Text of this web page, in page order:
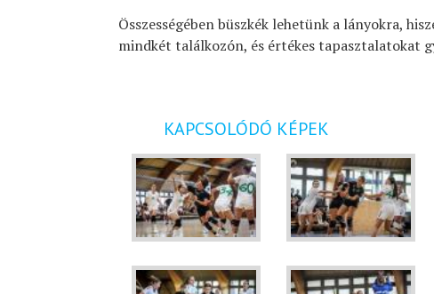
Összességében büszkék lehetünk a lányokra,
mindkét találkozón, és értékes tapasztalatokat
KAPCSOLÓDÓ KÉPEK